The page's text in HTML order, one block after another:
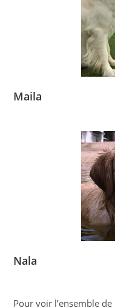
Maila
Nala
Pour voir l’ensemble de